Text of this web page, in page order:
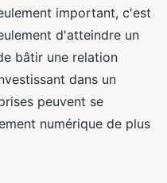
important, c'est
d'atteindre un
bâtir une relation
dans un
peuvent se
numérique de plus